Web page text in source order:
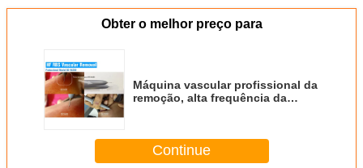
Obter o melhor preço para
Máquina vascular profissional da
remoção, alta frequência da
Continue